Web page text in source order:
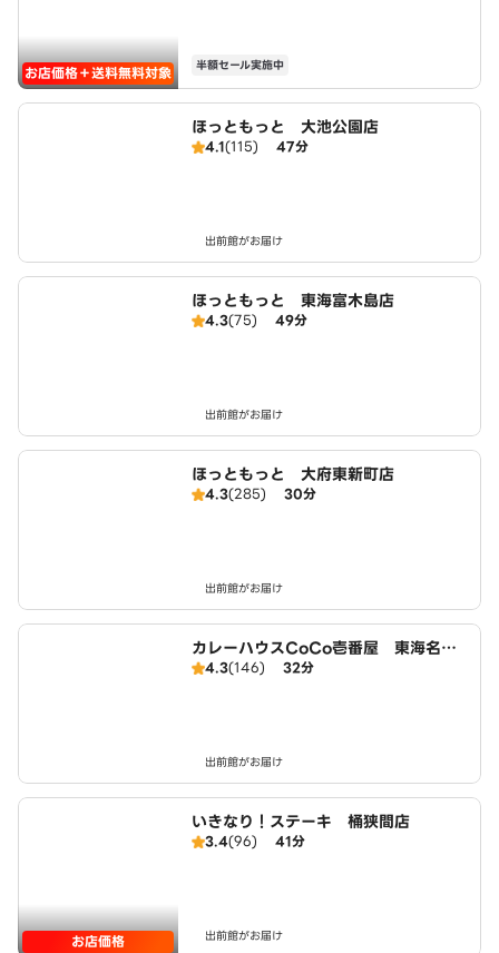
お店価格＋送料無料対象 半額セール実施中
ほっともっと 大池公園店
4.1(115) 47分
出前館がお届け
ほっともっと 東海富木島店
4.3(75) 49分
出前館がお届け
ほっともっと 大府東新町店
4.3(285) 30分
出前館がお届け
カレーハウスCoCo壱番屋 東海名和
店（SD）
4.3(146) 32分
出前館がお届け
お店価格
いきなり！ステーキ 桶狭間店
3.4(96) 41分
出前館がお届け